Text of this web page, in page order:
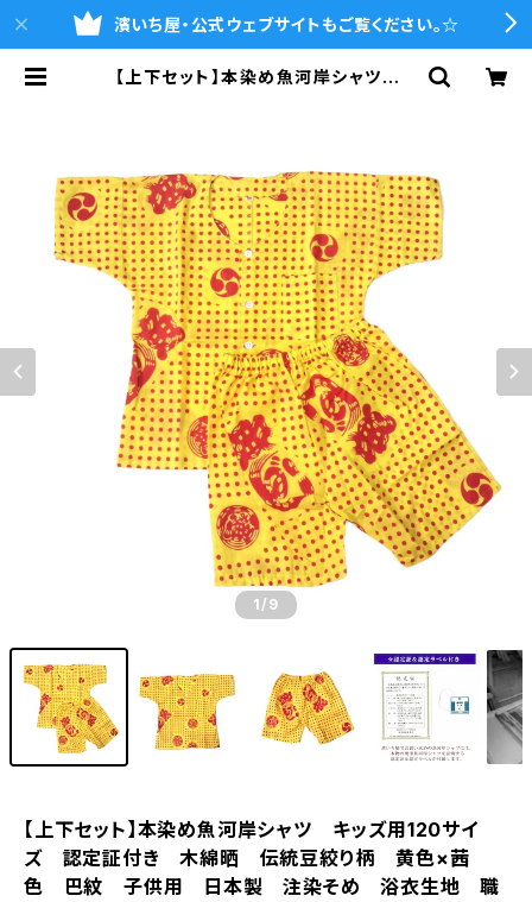
濱いち屋・公式ウェブサイトもご覧ください。☆
【上下セット】本染め魚河岸シャツ キ
いシャツ 濱いちシャツ 焼津 浜通
り 港町 | 魚河岸シャツの濱いち屋・
通販サイト
1 /9
【上下セット】本染め魚河岸シャツ キッズ用120サイ
ズ 認定証付き 木綿晒 伝統豆絞り柄 黄色×茜
色 巴紋 子供用 日本製 注染そめ 浴衣生地 職